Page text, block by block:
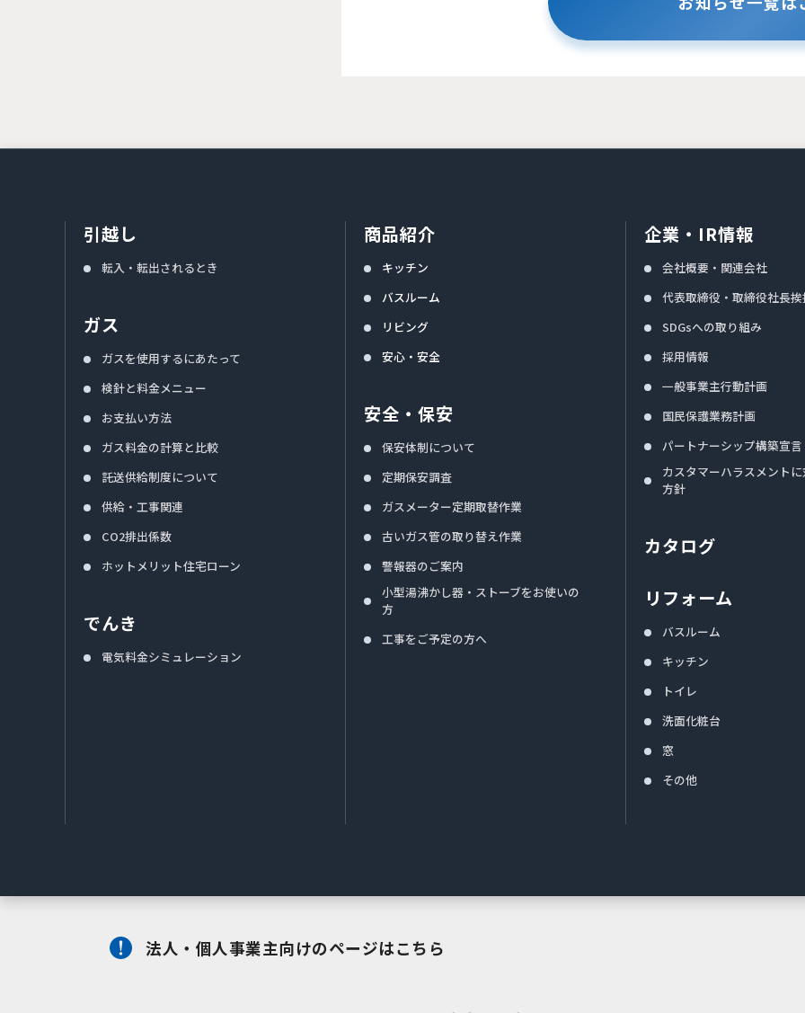
引越し
転入・転出されるとき
ガス
ガスを使用するにあたって
検針と料金メニュー
お支払い方法
ガス料金の計算と比較
託送供給制度について
供給・工事関連
CO2排出係数
ホットメリット住宅ローン
でんき
電気料金シミュレーション
商品紹介
キッチン
バスルーム
リビング
安心・安全
安全・保安
保安体制について
定期保安調査
ガスメーター定期取替作業
古いガス管の取り替え作業
警報器のご案内
小型湯沸かし器・ストーブをお使いの
方
工事をご予定の方へ
企業・IR情報
会社概要・関連会社
代表取締役・取締役社長
SDGsへの取り組み
採用情報
一般事業主行動計画
国民保護業務計画
パートナーシップ構築宣言
カスタマーハラスメント
方針
カタログ
リフォーム
バスルーム
キッチン
トイレ
洗面化粧台
窓
その他
法人・個人事業主向けのページはこちら